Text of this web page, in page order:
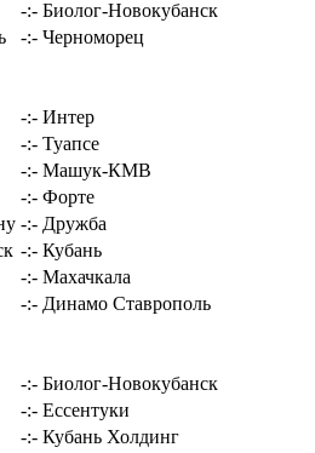
-:- Биолог-Новокубанск
-:- Черноморец
-:- Интер
-:- Туапсе
-:- Машук-КМВ
-:- Форте
-:- Дружба
-:- Кубань
-:- Махачкала
-:- Динамо Ставрополь
-:- Биолог-Новокубанск
-:- Ессентуки
-:- Кубань Холдинг